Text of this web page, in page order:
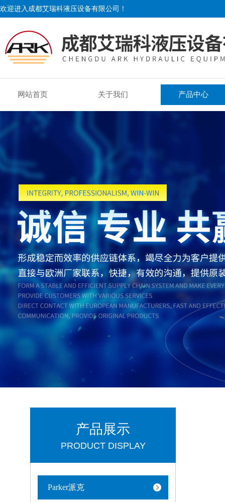
欢迎进入成都艾瑞科液压设备有限公司！
网站首页 关于我们 产品中心
产品展示
PRODUCT DISPLAY
Parker派克